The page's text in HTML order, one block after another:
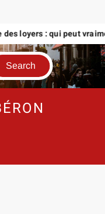
loyers : qui peut